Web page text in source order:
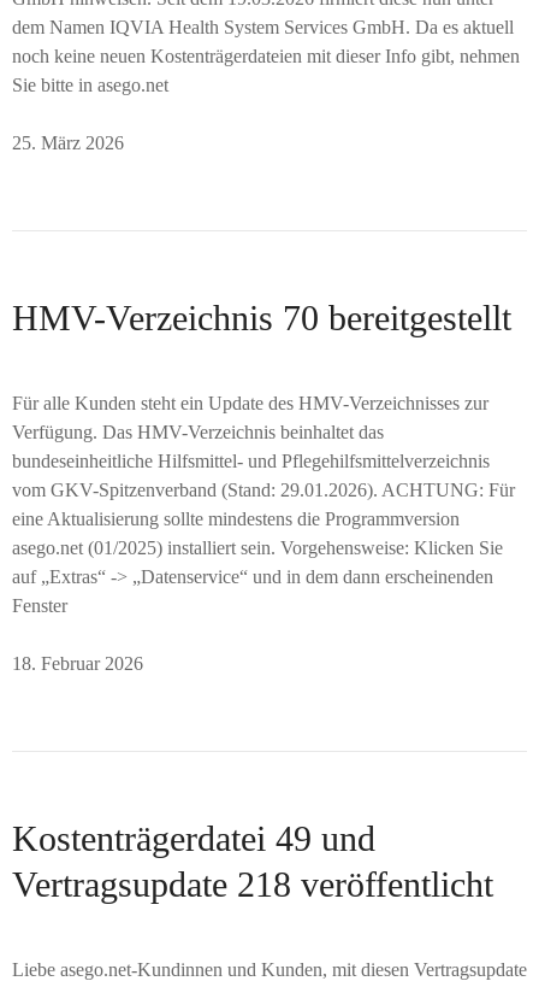
dem Namen IQVIA Health System Services GmbH. Da es aktuell
noch keine neuen Kostenträgerdateien mit dieser Info gibt, nehmen
Sie bitte in asego.net
25. März 2026
HMV-Verzeichnis 70 bereitgestellt
Für alle Kunden steht ein Update des HMV-Verzeichnisses zur
Verfügung. Das HMV-Verzeichnis beinhaltet das
bundeseinheitliche Hilfsmittel- und Pflegehilfsmittelverzeichnis
vom GKV-Spitzenverband (Stand: 29.01.2026). ACHTUNG: Für
eine Aktualisierung sollte mindestens die Programmversion
asego.net (01/2025) installiert sein. Vorgehensweise: Klicken Sie
auf „Extras“ -> „Datenservice“ und in dem dann erscheinenden
Fenster
18. Februar 2026
Kostenträgerdatei 49 und
Vertragsupdate 218 veröffentlicht
Liebe asego.net-Kundinnen und Kunden, mit diesen Vertragsupdate